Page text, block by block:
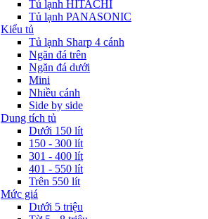
Tủ lạnh HITACHI
Tủ lạnh PANASONIC
Kiểu tủ
Tủ lạnh Sharp 4 cánh
Ngăn đá trên
Ngăn đá dưới
Mini
Nhiều cánh
Side by side
Dung tích tủ
Dưới 150 lít
150 - 300 lít
301 - 400 lít
401 - 550 lít
Trên 550 lít
Mức giá
Dưới 5 triệu